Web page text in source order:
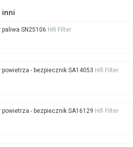
inni
paliwa SN25106 Hifi Filter
powietrza - bezpiecznik SA14053 Hifi Filter
powietrza - bezpiecznik SA16129 Hifi Filter